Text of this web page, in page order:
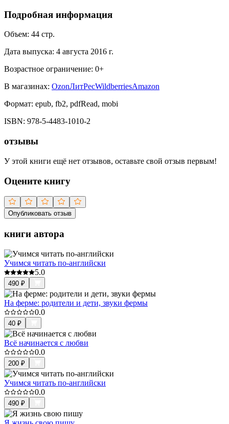
Подробная информация
Объем: 44 стр.
Дата выпуска: 4 августа 2016 г.
Возрастное ограничение: 0+
В магазинах: OzonЛитРесWildberriesAmazon
Формат: epub, fb2, pdfRead, mobi
ISBN: 978-5-4483-1010-2
отзывы
У этой книги ещё нет отзывов, оставьте свой отзыв первым!
Оцените книгу
Опубликовать отзыв
книги автора
Учимся читать по-английски
5.0
490 ₽
На ферме: родители и дети, звуки фермы
0.0
40 ₽
Всё начинается с любви
0.0
200 ₽
Учимся читать по-английски
0.0
490 ₽